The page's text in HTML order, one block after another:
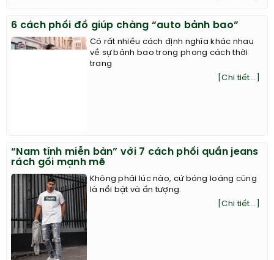
6 cách phối đồ giúp chàng “auto bảnh bao”
Có rất nhiều cách định nghĩa khác nhau
về sự bảnh bao trong phong cách thời
“Nam tính miễn bàn” với 7 cách phối quần jeans
rách gối mạnh mẽ
Không phải lúc nào, cứ bóng loáng cũng